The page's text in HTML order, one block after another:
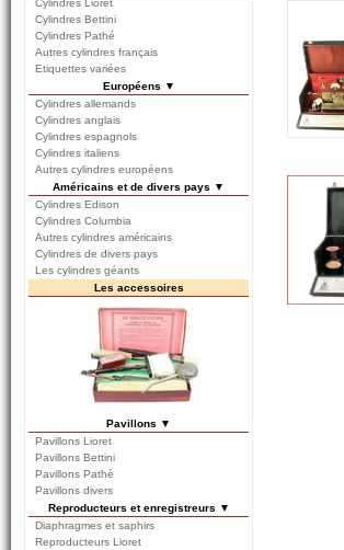
Cylindres Lioret
Cylindres Bettini
Cylindres Pathé
Autres cylindres français
Etiquettes variées
Européens ▼
Cylindres allemands
Cylindres anglais
Cylindres espagnols
Cylindres italiens
Autres cylindres européens
Américains et de divers pays ▼
Cylindres Edison
Cylindres Columbia
Autres cylindres américains
Cylindres de divers pays
Les cylindres géants
Les accessoires
Pavillons ▼
Pavillons Lioret
Pavillons Bettini
Pavillons Pathé
Pavillons divers
Reproducteurs et enregistreurs ▼
Diaphragmes et saphirs
Reproducteurs Lioret